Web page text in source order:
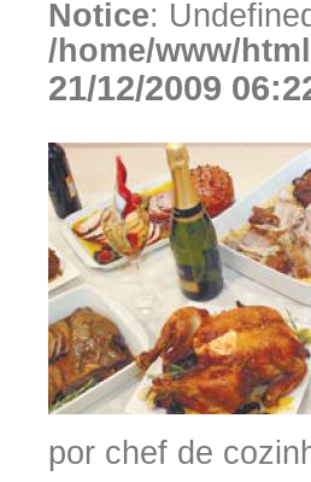
Notice:
/home/www/
21/12/2009
por chef de